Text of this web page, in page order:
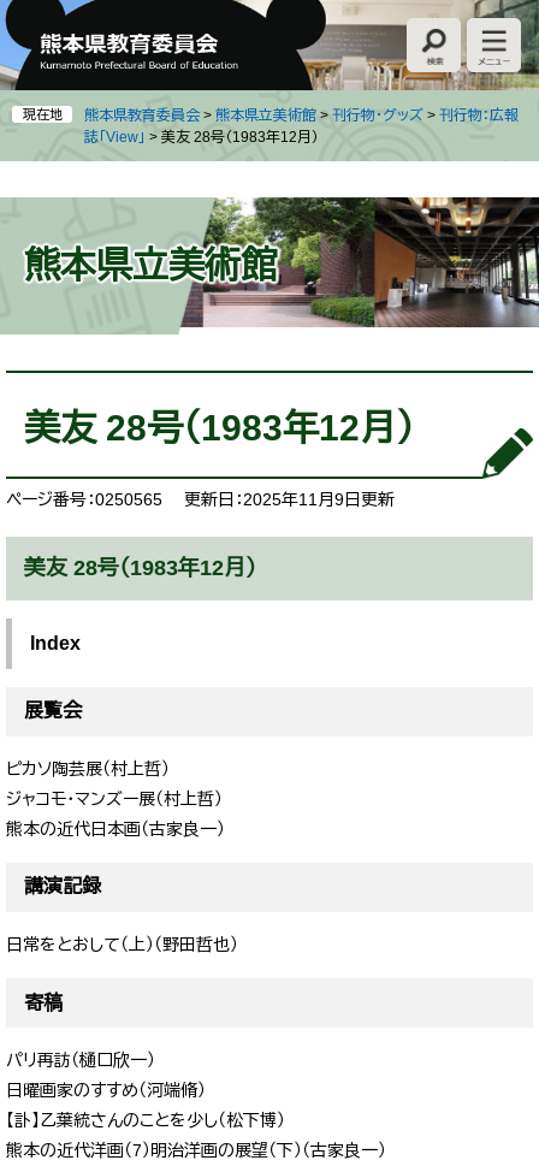
ペ
ー
ジ
の
先
で
メ
ニ
ュ
ー
を
ば
現在地 熊本県教育委員会 > 熊本県立美術館 > 刊行物・グッズ > 刊行物：広報
誌「View」 > 美友 28号（1983年12月）
熊本県立美術館
美友 28号（1983年12月）
ページ番号：0250565 更新日：2025年11月9日更新
美友 28号（1983年12月）
Index
展覧会
ピカソ陶芸展（村上哲）
ジャコモ・マンズー展（村上哲）
​熊本の近代日本画（古家良一）
講演記録
日常をとおして（上）（野田哲也）
寄稿
パリ再訪（樋口欣一）
日曜画家のすすめ（河端脩）
【訃】乙葉統さんのことを少し（松下博）
熊本の近代洋画（7）明治洋画の展望（下）（古家良一）